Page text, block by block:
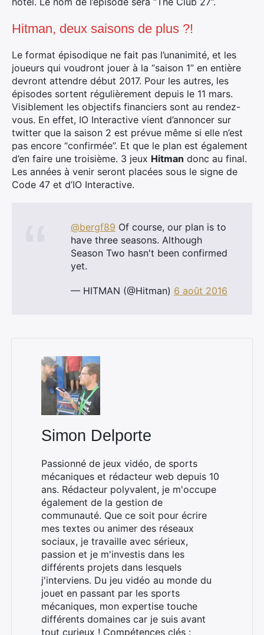
Hitman, deux saisons de plus ?!
Le format épisodique ne fait pas l’unanimité, et les
joueurs qui voudront jouer à la “saison 1” en entière
devront attendre début 2017. Pour les autres, les
épisodes sortent régulièrement depuis le 11 mars.
Visiblement les objectifs financiers sont au rendez-
vous. En effet, IO Interactive vient d’annoncer sur
twitter que la saison 2 est prévue même si elle n’est
pas encore “confirmée”. Et que le plan est également
d’en faire une troisième. 3 jeux Hitman donc au final.
Les années à venir seront placées sous le signe de
Code 47 et d’IO Interactive.
@bergf89 Of course, our plan is to
have three seasons. Although
Season Two hasn't been confirmed
yet.
— HITMAN (@Hitman) 6 août 2016
Simon Delporte
Passionné de jeux vidéo, de sports
mécaniques et rédacteur web depuis 10
ans. Rédacteur polyvalent, je m'occupe
également de la gestion de
communauté. Que ce soit pour écrire
mes textes ou animer des réseaux
sociaux, je travaille avec sérieux,
passion et je m'investis dans les
différents projets dans lesquels
j'interviens. Du jeu vidéo au monde du
jouet en passant par les sports
mécaniques, mon expertise touche
différents domaines car je suis avant
tout curieux ! Compétences clés :
Rechercher